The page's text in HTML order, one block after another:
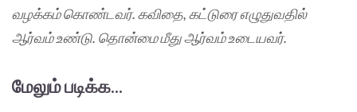
வழக்கம் கொண்டவர். கவிதை, கட்டுரை எழுதுவதில்
ஆர்வம் உண்டு. தொன்மை மீது ஆர்வம் உடையவர்.
மேலும் படிக்க...